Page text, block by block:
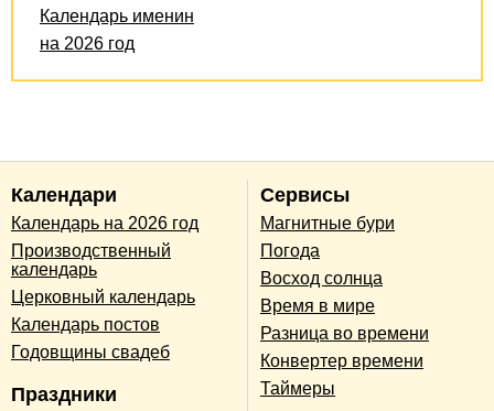
Календарь именин
на 2026 год
Календари
Календарь на 2026 год
Производственный
календарь
Церковный календарь
Календарь постов
Годовщины свадеб
Праздники
Сервисы
Магнитные бури
Погода
Восход солнца
Время в мире
Разница во времени
Конвертер времени
Таймеры